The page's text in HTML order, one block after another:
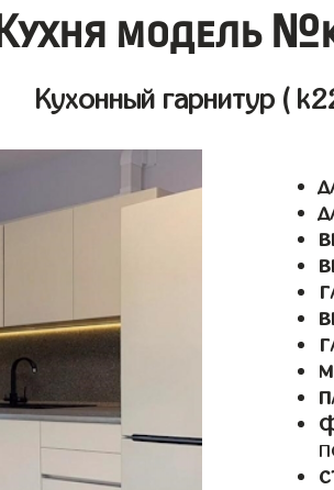
Кухня модель
Кухонный гарнитур (